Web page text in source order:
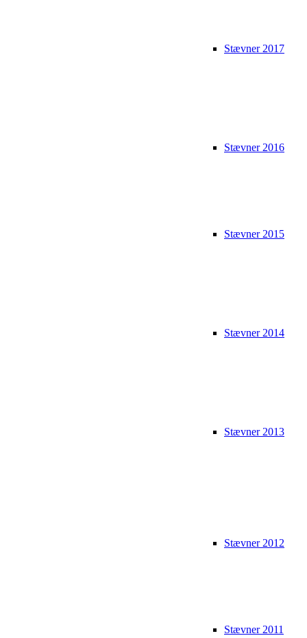
Stævner 2017
Stævner 2016
Stævner 2015
Stævner 2014
Stævner 2013
Stævner 2012
Stævner 2011